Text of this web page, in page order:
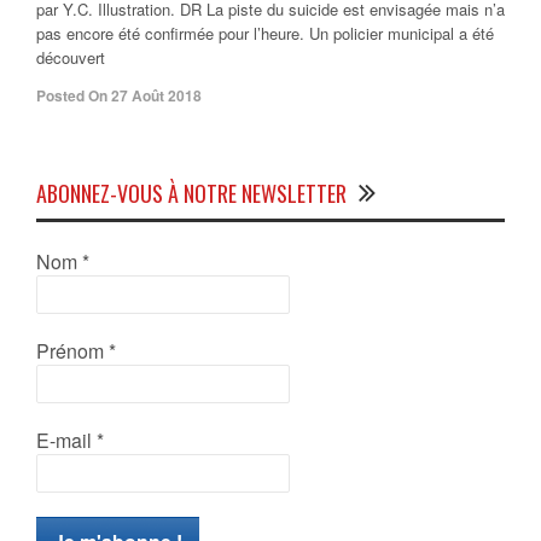
par Y.C. Illustration. DR La piste du suicide est envisagée mais n’a
pas encore été confirmée pour l’heure. Un policier municipal a été
découvert
Posted On 27 Août 2018
ABONNEZ-VOUS À NOTRE NEWSLETTER
Nom *
Prénom *
E-mail *